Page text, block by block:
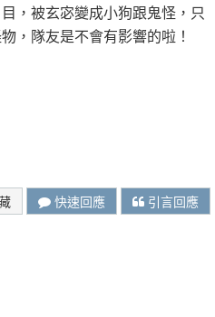
，被玄宓變成小狗跟鬼怪，只
，隊友是不會有影響的啦！
快速回應 引言回應